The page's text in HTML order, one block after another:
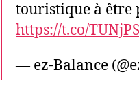
touristique à être
https://t.co/
— ez-Balance